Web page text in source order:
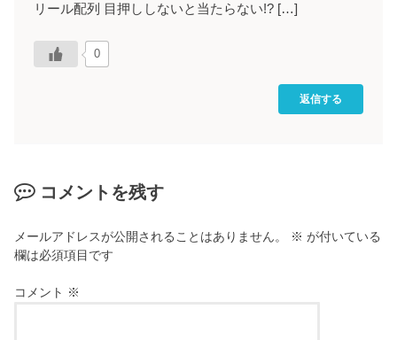
リール配列 目押ししないと当たらない!? […]
0
返信する
コメントを残す
メールアドレスが公開されることはありません。 ※ が付いている
欄は必須項目です
コメント ※